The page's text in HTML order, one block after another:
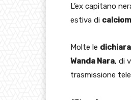
L’ex capitano
estiva di
Molte le
Wanda Nara, di
trasmissione